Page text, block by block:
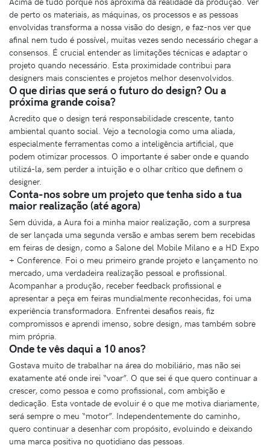
de perto os materiais, as máquinas, os processos e as pessoas
envolvidas transforma a nossa visão do design, e faz-nos ver que
afinal nem tudo é possível, muitas vezes sendo necessário chegar a
consensos. É crucial entender as limitações técnicas e adaptar o
projeto quando necessário. Esta proximidade contribui para
designers mais conscientes e projetos melhor desenvolvidos.
O que dirias que será o futuro do design? Ou a
próxima grande coisa?
Acredito que o design terá responsabilidade crescente, tanto
ambiental quanto social. Vejo a tecnologia como uma aliada,
especialmente ferramentas como a inteligência artificial, que
podem otimizar processos. O importante é saber onde e quando
utilizá-la, sem perder a intuição e o olhar crítico que definem o
designer.
Conta-nos sobre um projeto que tenha sido a tua
maior realização (até agora)
Sem dúvida, a Aura foi a minha maior realização, com a surpresa
de ser lançada uma segunda versão e ambas serem bem recebidas
em feiras de design, como a Salone del Mobile Milano e a HD Expo
+ Conference. Foi o meu primeiro grande projeto e lançamento no
mercado, uma verdadeira realização pessoal e profissional.
Acompanhar a produção, receber feedback profissional e
apresentar a peça em feiras mundialmente reconhecidas, foi uma
experiência transformadora. Enfrentei desafios reais, fiz
compromissos e aprendi imenso, sobre design, mas também sobre
mim própria.
Onde te vês daqui a 10 anos?
Gostava muito de trabalhar na área do mobiliário, mas não sei
exatamente até onde irei “voar”. O que sei é que quero continuar a
crescer, como pessoa e como profissional, com ambição e
dedicação. Esta vontade de evoluir é o que me motiva diariamente,
será sempre o meu “motor”. Independentemente do caminho,
quero continuar a desenhar com propósito, evoluindo e deixando
uma marca positiva no quotidiano das pessoas.